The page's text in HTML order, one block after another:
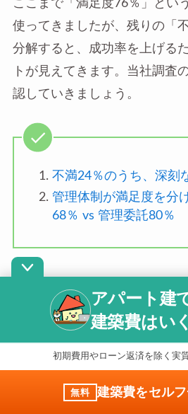
ここまで「満足度76％」とい
使ってきましたが、残りの「
分解すると、成功率を上げる
トが見えてきます。当社調査
認していきましょう。
不満24％のうち、深刻
管理体制が満足度を分
68％ vs 管理委託80％
不満24％のうち、深刻なの
当社では、現在もアパート経
人を対象に独自調査を実施し
2022年1月25日から2月3日で
アパート建
建築費はい
初期費用やローン返済を除く実
無料 建築費をセル